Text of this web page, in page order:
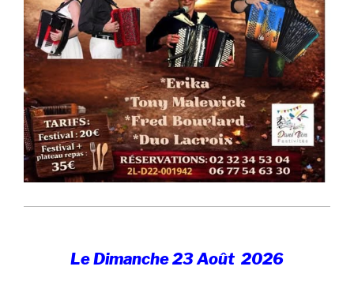
Le Dimanche 23 Août 2026